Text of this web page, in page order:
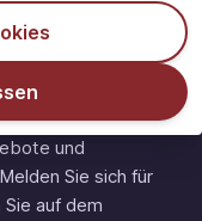
an
die unsere
und
Sie sich für
auf dem